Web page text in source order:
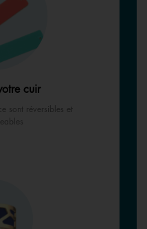
cuir
sont réversibles et